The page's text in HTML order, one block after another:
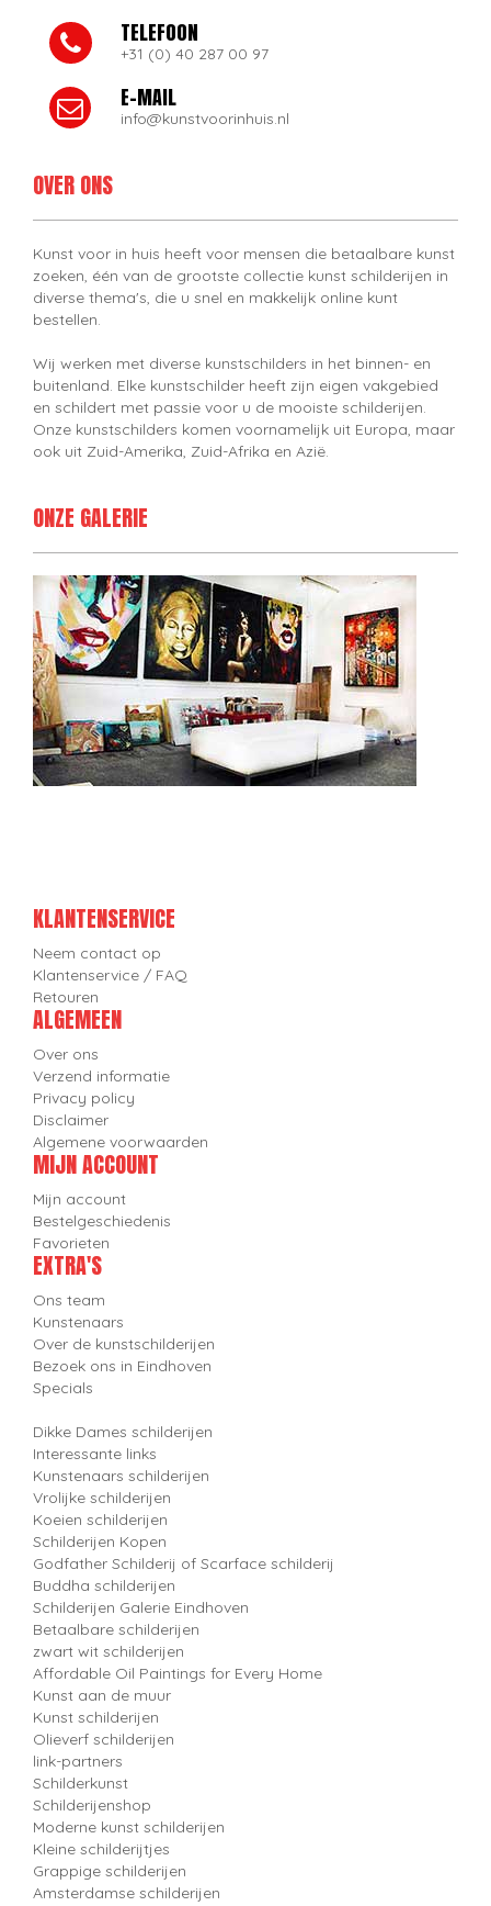
TELEFOON
+31 (0) 40 287 00 97
E-MAIL
info@kunstvoorinhuis.nl
OVER ONS
Kunst voor in huis heeft voor mensen die betaalbare kunst
zoeken, één van de grootste collectie kunst schilderijen in
diverse thema's, die u snel en makkelijk online kunt
bestellen.
Wij werken met diverse kunstschilders in het binnen- en
buitenland. Elke kunstschilder heeft zijn eigen vakgebied
en schildert met passie voor u de mooiste schilderijen.
Onze kunstschilders komen voornamelijk uit Europa, maar
ook uit Zuid-Amerika, Zuid-Afrika en Azië.
ONZE GALERIE
KLANTENSERVICE
Neem contact op
Klantenservice / FAQ
Retouren
ALGEMEEN
Over ons
Verzend informatie
Privacy policy
Disclaimer
Algemene voorwaarden
MIJN ACCOUNT
Mijn account
Bestelgeschiedenis
Favorieten
EXTRA'S
Ons team
Kunstenaars
Over de kunstschilderijen
Bezoek ons in Eindhoven
Specials
Dikke Dames schilderijen
Interessante links
Kunstenaars schilderijen
Vrolijke schilderijen
Koeien schilderijen
Schilderijen Kopen
Godfather Schilderij of Scarface schilderij
Buddha schilderijen
Schilderijen Galerie Eindhoven
Betaalbare schilderijen
zwart wit schilderijen
Affordable Oil Paintings for Every Home
Kunst aan de muur
Kunst schilderijen
Olieverf schilderijen
link-partners
Schilderkunst
Schilderijenshop
Moderne kunst schilderijen
Kleine schilderijtjes
Grappige schilderijen
Amsterdamse schilderijen